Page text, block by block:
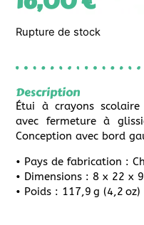
Rupture de stock
Description
Étui à crayons
avec fermeture à
Conception avec bord
• Pays de fabrication :
• Dimensions : 8 x 22 x
• Poids : 117,9 g (4,2 oz)